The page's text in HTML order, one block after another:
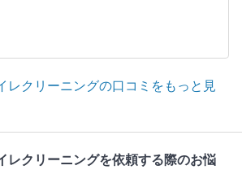
レクリーニングの口コミをもっと見
レクリーニングを依頼する際のお悩